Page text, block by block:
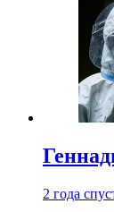
2 года